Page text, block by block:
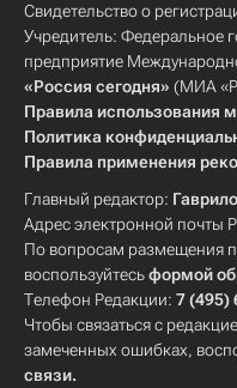
Свидетельство о
Учредитель: Федеральное
предприятие
«Россия сегодня» (МИА
Правила использования
Политика
Правила применения
Главный редактор:
Адрес электронной почты
По вопросам размещения
воспользуйтесьформой
Телефон Редакции: 7 (495)
Чтобы связаться с
замеченных ошибках,
связи.